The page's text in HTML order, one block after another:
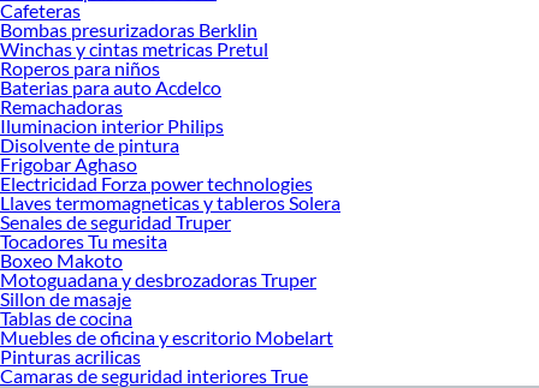
Cafeteras
Bombas presurizadoras Berklin
Winchas y cintas metricas Pretul
Roperos para niños
Baterias para auto Acdelco
Remachadoras
Iluminacion interior Philips
Disolvente de pintura
Frigobar Aghaso
Electricidad Forza power technologies
Llaves termomagneticas y tableros Solera
Senales de seguridad Truper
Tocadores Tu mesita
Boxeo Makoto
Motoguadana y desbrozadoras Truper
Sillon de masaje
Tablas de cocina
Muebles de oficina y escritorio Mobelart
Pinturas acrilicas
Camaras de seguridad interiores True